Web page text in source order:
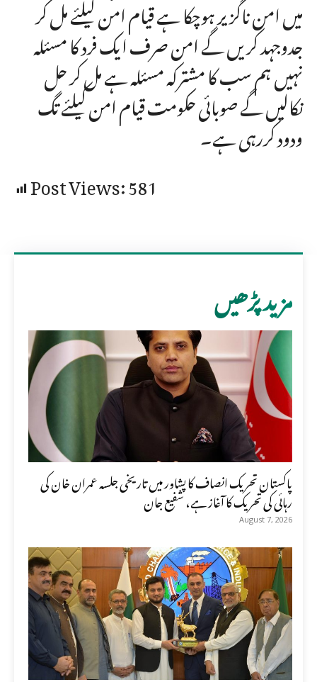
میں امن ناگزیر ہوچکا ہے قیام امن کیلئے مل کر
جدوجہد کریں گے امن صرف ایک فرد کا مسئلہ
نہیں ہم سب کا مشترکہ مسئلہ ہے مل کر حل
نکالیں گے صوبائی حکومت قیام امن کیلئے تگ
ودود کررہی ہے۔
Post Views:581
مزید پڑھیں
پاکستان تحریک انصاف کا پشاور میں تاریخی جلسہ عمران خان کی
رہائی کی تحریک کا آغاز ہے، شفیع جان
August 7, 2026